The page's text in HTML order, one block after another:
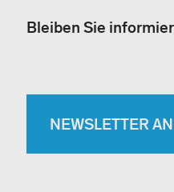
Bleiben Sie
NEWSLETTER